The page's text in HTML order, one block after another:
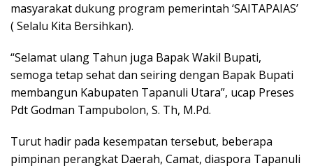
masyarakat dukung program pemerintah ‘SAITAPAIAS’
( Selalu Kita Bersihkan).
“Selamat ulang Tahun juga Bapak Wakil Bupati,
semoga tetap sehat dan seiring dengan Bapak Bupati
membangun Kabupaten Tapanuli Utara”, ucap Preses
Pdt Godman Tampubolon, S. Th, M.Pd.
Turut hadir pada kesempatan tersebut, beberapa
pimpinan perangkat Daerah, Camat, diaspora Tapanuli